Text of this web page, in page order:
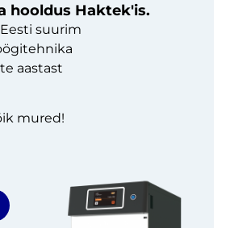
hooldus Haktek'is.
suurim
aastast
mured!